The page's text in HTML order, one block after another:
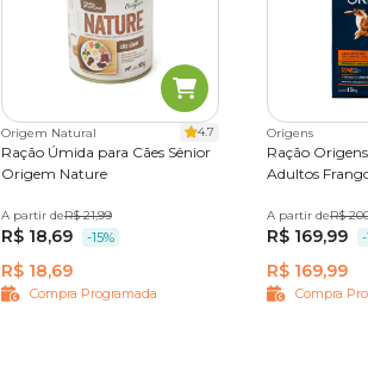
Origem Natural 4.7
Ração Úmida para Cães Sênior
Origem Nature
300 g 1,2 kg
A partir deR$ 21,99
R$ 18,69 -15%
R$ 18,69
Compra Programada
Origens
Ração
Adultos
15 Kg
A partir deR$
R$ 169,99
R$ 169,99
Compra